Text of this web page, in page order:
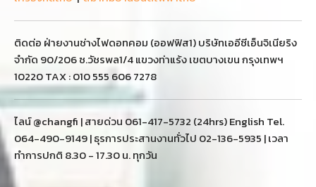
ติดต่อ ฝ่ายงานช่างไฟดอทคอม (ออฟฟิส1) บริษัทเออีซีเอ็นจิเนียริง
จำกัด 90/206 ซ.วัชรพล1/4 แขวงท่าแร้ง เขตบางเขน กรุงเทพฯ
10220 TAX : 010 555 606 7278
ไลน์ @changfi | สายด่วน 061-417-5732 (24hrs) English Tel.
064-490-9149 | ธุรการประสานงานทั่วไป 02-136-5935 | เวลา
ทำการปกติ 8.30 - 17.30 น. ทุกวัน